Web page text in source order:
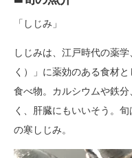
「しじみ」
しじみは、江戸時代の薬
く）」に薬効のある食材
食べ物。カルシウムや鉄
く、肝臓にもいいそう。
の寒しじみ。